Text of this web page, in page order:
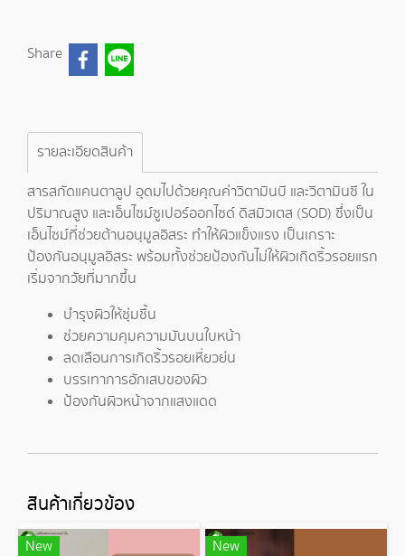
Share
รายละเอียดสินค้า
สารสกัดแคนตาลูป อุดมไปด้วยคุณค่าวิตามินบี และวิตามินซี ใน
ปริมาณสูง และเอ็นไซม์ซูเปอร์ออกไซด์ ดิสมิวเตส (SOD) ซึ่งเป็น
เอ็นไซม์ที่ช่วยต้านอนุมูลอิสระ ทำให้ผิวแข็งแรง เป็นเกราะ
ป้องกันอนุมูลอิสระ พร้อมทั้งช่วยป้องกันไม่ให้ผิวเกิดริ้วรอยแรก
เริ่มจากวัยที่มากขึ้น
บำรุงผิวให้ชุ่มชื้น
ช่วยความคุมความมันบนใบหน้า
ลดเลือนการเกิดริ้วรอยเหี่ยวย่น
บรรเทาการอักเสบของผิว
ป้องกันผิวหน้าจากแสงแดด
สินค้าเกี่ยวข้อง
New New